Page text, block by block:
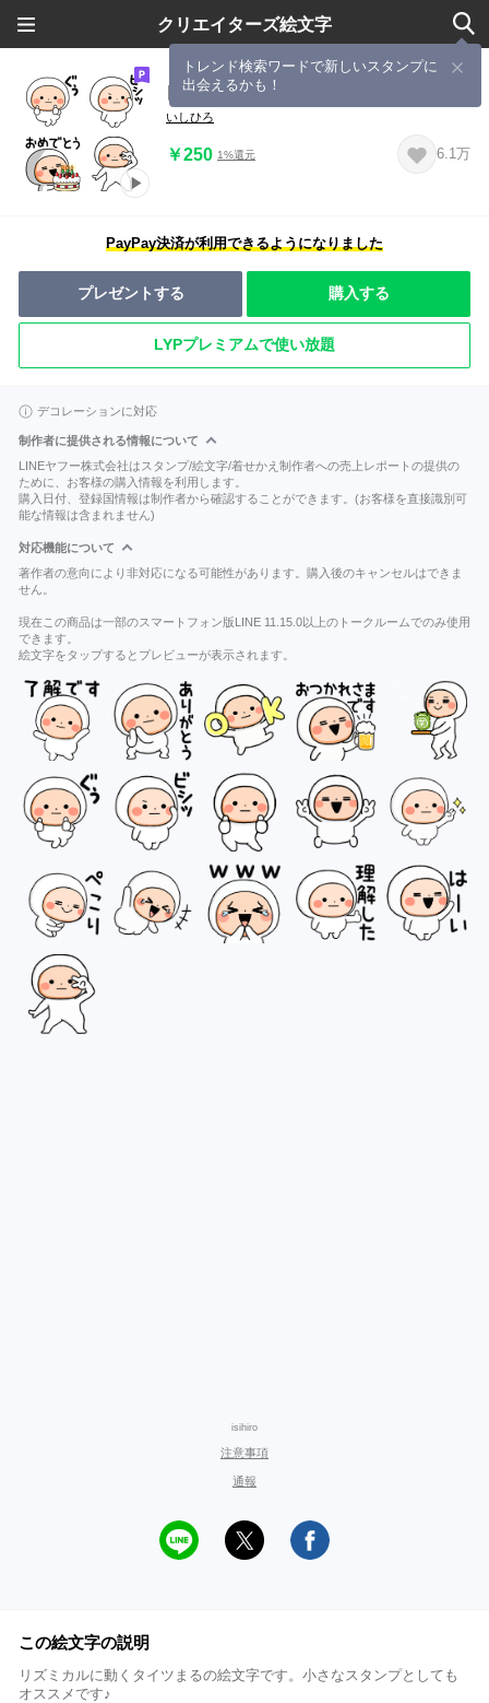
クリエイターズ絵文字
トレンド検索ワードで新しいスタンプに
出会えるかも！
▶︎踊る！タイツまる‼︎
いしひろ
￥250 1%還元 6.1万
PayPay決済が利用できるようになりました
プレゼントする 購入する
LYPプレミアムで使い放題
デコレーションに対応
制作者に提供される情報について
LINEヤフー株式会社はスタンプ/絵文字/着せかえ制作者への売上レポートの提供の
ために、お客様の購入情報を利用します。
購入日付、登録国情報は制作者から確認することができます。(お客様を直接識別可
能な情報は含まれません)
対応機能について
著作者の意向により非対応になる可能性があります。購入後のキャンセルはできま
せん。
現在この商品は一部のスマートフォン版LINE 11.15.0以上のトークルームでのみ使用
できます。
絵文字をタップするとプレビューが表示されます。
isihiro
注意事項
通報
この絵文字の説明
リズミカルに動くタイツまるの絵文字です。小さなスタンプとしても
オススメです♪